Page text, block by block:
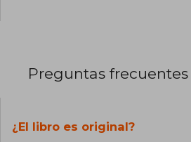
Preguntas
¿El libro es original?